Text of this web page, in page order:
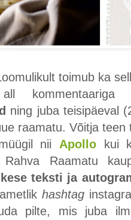
toimub ka
ning juba teisipäeval
raamatu. Võitja
nii Apollo kui
Raamatu
teksti ja
hashtag
pilte, mis juba